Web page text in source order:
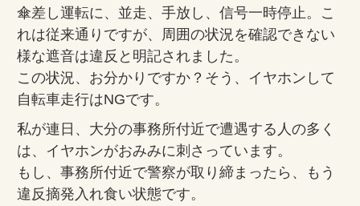
傘差し運転に、並走、手放し、信号一時停止。こ
れは従来通りですが、周囲の状況を確認できない
様な遮音は違反と明記されました。
この状況、お分かりですか？そう、イヤホンして
自転車走行はNGです。
私が連日、大分の事務所付近で遭遇する人の多く
は、イヤホンがおみみに刺さっています。
もし、事務所付近で警察が取り締まったら、もう
違反摘発入れ食い状態です。